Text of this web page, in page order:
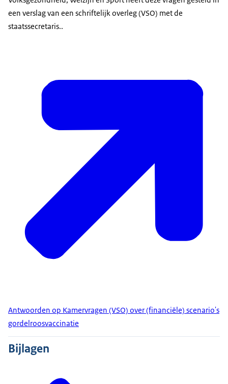
een verslag van een schriftelijk overleg (VSO) met de
staatssecretaris..
Antwoorden op Kamervragen (VSO) over (financiële) scenario's
gordelroosvaccinatie
Bijlagen